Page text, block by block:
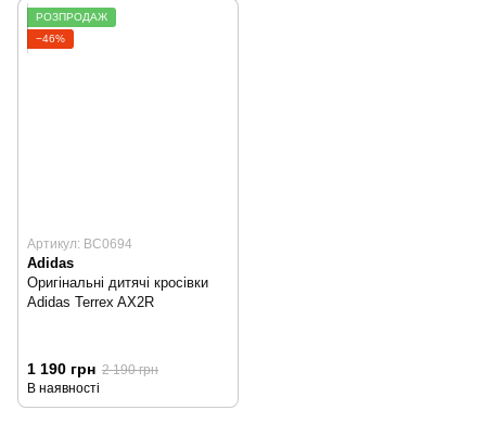
РОЗПРОДАЖ
−46%
Артикул: BC0694
Adidas
Оригінальні дитячі кросівки
Adidas Terrex AX2R
1 190 грн 2 190 грн
В наявності